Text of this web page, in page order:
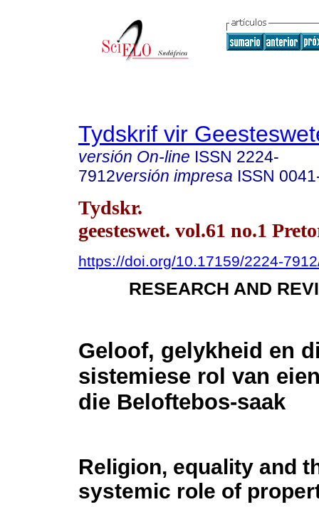
Tydskrif vir
versión On-line ISSN 2224-
7912versión impresa ISSN
Tydskr.
geesteswet. vol.61 no.1
https://doi.org/10.17159/2224-
RESEARCH AND
Geloof, gelykheid en
sistemiese rol van
die Beloftebos-saak
Religion, equality and
systemic role of